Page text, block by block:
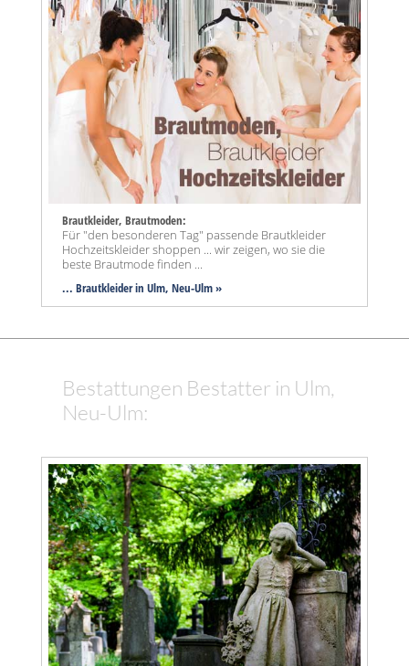
Brautkleider, Brautmoden:
Für "den besonderen Tag" passende Brautkleider
Hochzeitskleider shoppen ... wir zeigen, wo sie die
beste Brautmode finden ...
... Brautkleider in Ulm, Neu-Ulm »
Bestattungen Bestatter in Ulm,
Neu-Ulm: